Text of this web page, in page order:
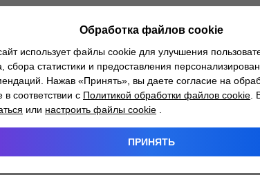
Обработка файлов cookie
использует файлы cookie для улучшения
сбора статистики и предоставления
Нажав «Принять», вы даете согласие на
в соответствии с Политикой обработки файлов cookie
или настроить файлы cookie
ПРИНЯТЬ